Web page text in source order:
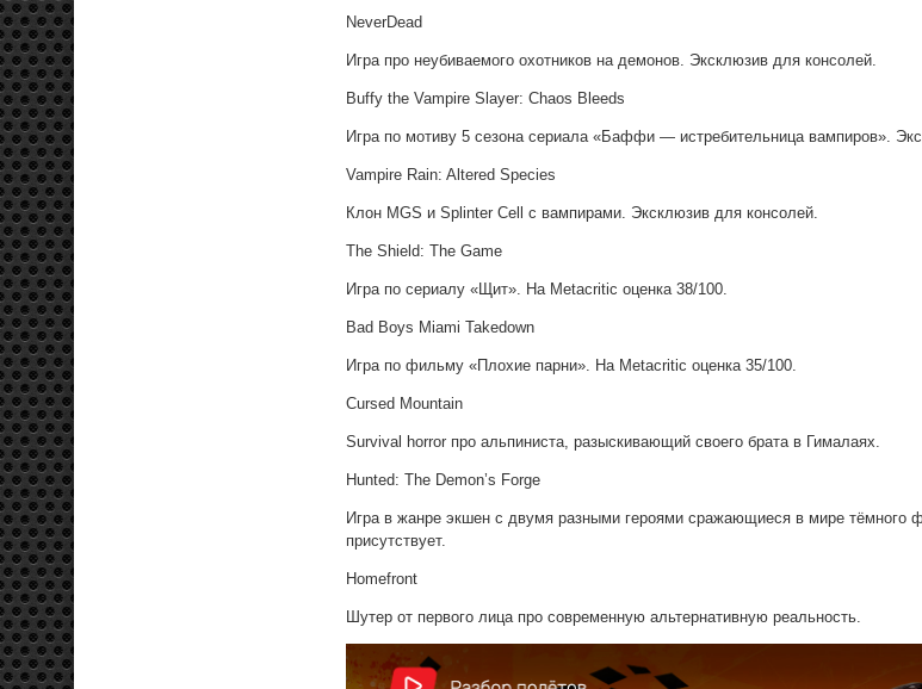
NeverDead
Игра про неубиваемого охотников на демонов. Эксклюзив для консолей.
Buffy the Vampire Slayer: Chaos Bleeds
Игра по мотиву 5 сезона сериала «Баффи — истребительница вампиров».
Vampire Rain: Altered Species
Клон MGS и Splinter Cell с вампирами. Эксклюзив для консолей.
The Shield: The Game
Игра по сериалу «Щит». На Metacritic оценка 38/100.
Bad Boys Miami Takedown
Игра по фильму «Плохие парни». На Metacritic оценка 35/100.
Cursed Mountain
Survival horror про альпиниста, разыскивающий своего брата в Гималаях.
Hunted: The Demon’s Forge
Игра в жанре экшен с двумя разными героями сражающиеся в мире тёмного
присутствует.
Homefront
Шутер от первого лица про современную альтернативную реальность.